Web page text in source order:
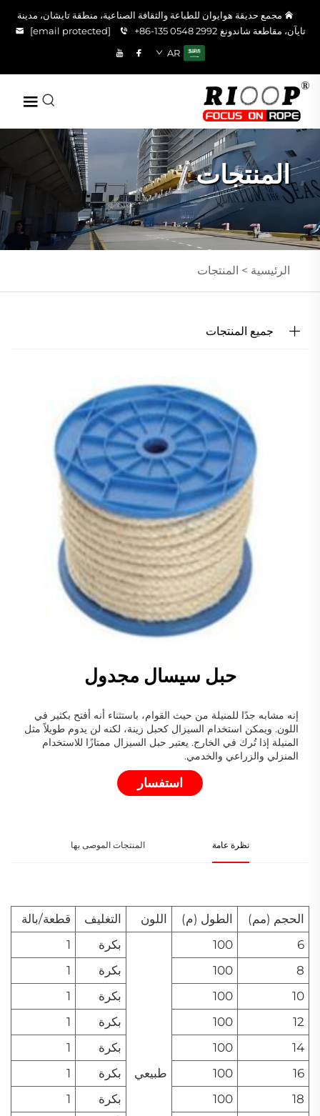
مجمع حديقة هوايوان للطباعة والثقافة الصناعية، منطقة تايشان، مدينة
تايآن، مقاطعة شاندونغ +86-135 0548 2992
[email protected]
AR
المنتجات
الرئيسية > المنتجات
جميع المنتجات
حبل سيسال مجدول
إنه مشابه جدًا للمنيلة من حيث القوام، باستثناء أنه أفتح بكثير في
اللون. ويمكن استخدام السيزال كحبل زينة، لكنه لن يدوم طويلاً مثل
المنيلة إذا تُرك في الخارج. يعتبر حبل السيزال ممتازًا للاستخدام
المنزلي والزراعي والخدمي.
استفسار
نظرة عامة المنتجات الموصى بها
الحجم (مم) الطول (م) اللون التغليف
قطعة/بالة
6
100
طبيعي
بكرة
1
8
100 بكرة
1
10
100 بكرة
1
12
100 بكرة
1
14
100 بكرة
1
16
100 بكرة
1
18
100 بكرة
1